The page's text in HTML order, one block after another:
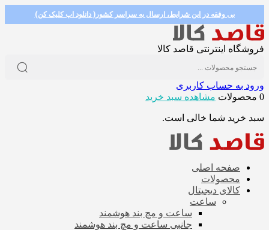
بی وفقه در این شرایط، ارسال به سراسر کشور( دانلود اپ کلیک کن)
فروشگاه اینترنتی قاصد کالا
ورود به حساب کاربری
0 محصولات
مشاهده سبد خرید
سبد خرید شما خالی است.
صفحه اصلی
محصولات
کالای دیجیتال
ساعت
ساعت و مچ بند هوشمند
جانبی ساعت و مچ بند هوشمند